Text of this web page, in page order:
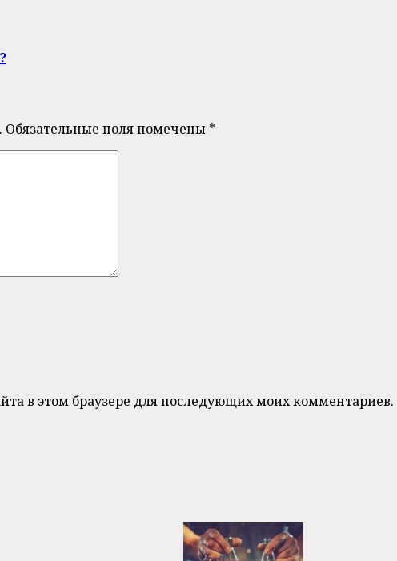
Обязательные поля помечены *
в этом браузере для последующих моих комментариев.